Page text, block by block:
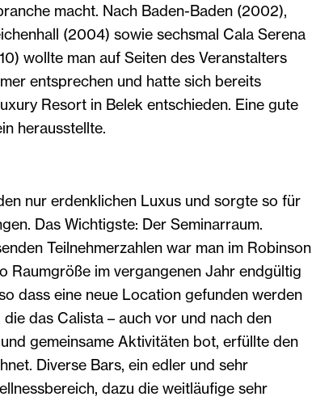
macht. Nach Baden-Baden (2002),
(2004) sowie sechsmal Cala Serena
wollte man auf Seiten des Veranstalters
entsprechen und hatte sich bereits
Resort in Belek entschieden. Eine gute
herausstellte.
nur erdenklichen Luxus und sorgte so für
Das Wichtigste: Der Seminarraum.
Teilnehmerzahlen war man im Robinson
Raumgröße im vergangenen Jahr endgültig
dass eine neue Location gefunden werden
das Calista – auch vor und nach den
gemeinsame Aktivitäten bot, erfüllte den
Diverse Bars, ein edler und sehr
dazu die weitläufige sehr